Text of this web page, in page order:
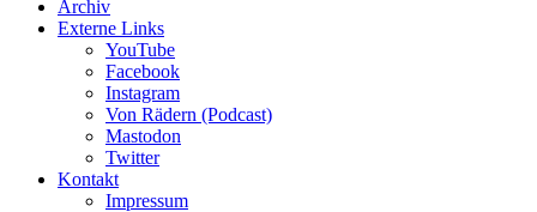
Archiv
Externe Links
YouTube
Facebook
Instagram
Von Rädern (Podcast)
Mastodon
Twitter
Kontakt
Impressum